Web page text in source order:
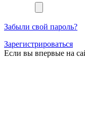
Забыли свой пароль?
Зарегистрироваться
Если вы впервые на